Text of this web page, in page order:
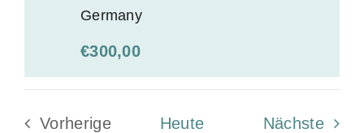
Germany
€300,00
Vorherige
Heute Nächste